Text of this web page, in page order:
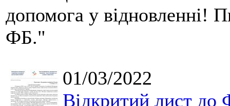
допомога у відновленні!
ФБ."
01/03/2022
Відкритий лист до